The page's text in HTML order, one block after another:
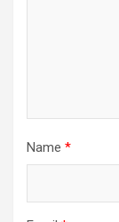
Name *